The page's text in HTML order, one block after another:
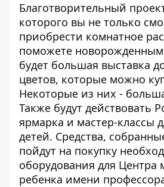
Благотворительный
которого вы не только
приобрести комнатное
поможете
будет большая выставка
цветов, которые можно
Некоторые из них -
Также будут действовать
ярмарка и мастер-классы
детей. Средства,
пойдут на покупку
оборудования для Центра
ребенка имени